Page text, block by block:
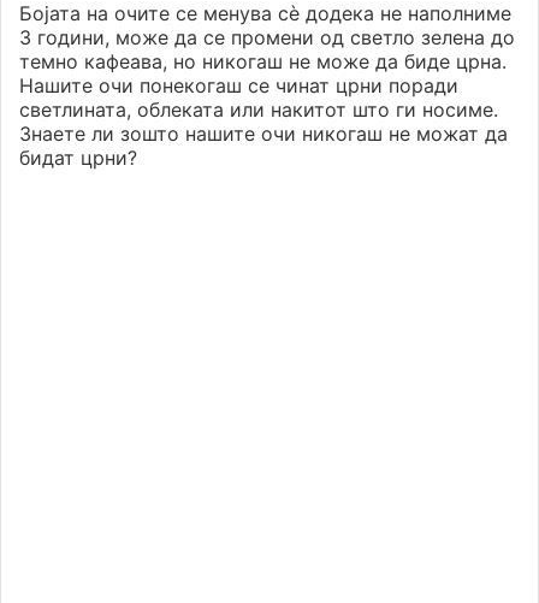
Бојата на очите се менува сè додека не наполниме
3 години, може да се промени од светло зелена до
темно кафеава, но никогаш не може да биде црна.
Нашите очи понекогаш се чинат црни поради
светлината, облеката или накитот што ги носиме.
Знаете ли зошто нашите очи никогаш не можат да
бидат црни?